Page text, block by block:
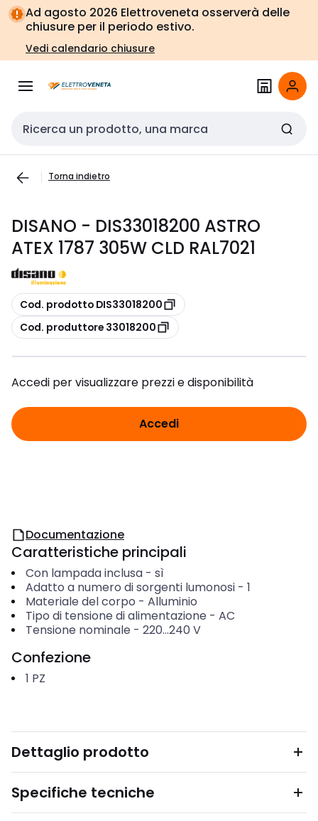
Vai alla
navigazione
Vai
alla
pagina
Ad agosto 2026 Elettroveneta osserverà delle
chiusure per il periodo estivo.
Vedi calendario chiusure
Cerca input
Torna indietro
DISANO - DIS33018200 ASTRO
ATEX 1787 305W CLD RAL7021
copia
Cod. prodotto DIS33018200
copia
Cod. produttore 33018200
Accedi per visualizzare prezzi e disponibilità
Accedi
Documentazione
Caratteristiche principali
Con lampada inclusa- sì
Adatto a numero di sorgenti lumonosi- 1
Materiale del corpo - Alluminio
Tipo di tensione di alimentazione - AC
Tensione nominale - 220...240 V
Confezione
1 PZ
Dettaglio prodotto
Specifiche tecniche